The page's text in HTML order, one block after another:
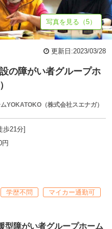
写真を見る（5）
更新日:2023/03/28
の障がい者グループホ
YOKATOKO（株式会社スエナガ）
歩21分]
円
学歴不問
マイカー通勤可
型障がい者グループホーム